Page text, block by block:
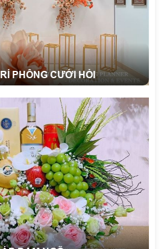
PHÔNG CƯỚI HỎI